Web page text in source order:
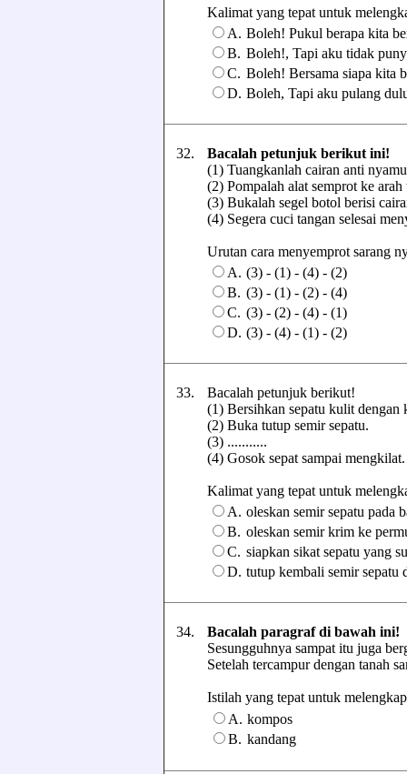
Kalimat yang tepat untuk
A. Boleh! Pukul berapa kita
B. Boleh!, Tapi aku tidak
C. Boleh! Bersama siapa kita
D. Boleh, Tapi aku pulang
32.
Bacalah petunjuk berikut ini!
(1) Tuangkanlah cairan anti
(2) Pompalah alat semprot ke
(3) Bukalah segel botol berisi
(4) Segera cuci tangan selesai
Urutan cara menyemprot sarang
A. (3) - (1) - (4) - (2)
B. (3) - (1) - (2) - (4)
C. (3) - (2) - (4) - (1)
D. (3) - (4) - (1) - (2)
33.
Bacalah petunjuk berikut!
(1) Bersihkan sepatu kulit dengan
(2) Buka tutup semir sepatu.
(3) ...........
(4) Gosok sepat sampai mengkilat.
Kalimat yang tepat untuk
A. oleskan semir sepatu pada
B. oleskan semir krim ke
C. siapkan sikat sepatu yang
D. tutup kembali semir sepatu
34.
Bacalah paragraf di bawah ini!
Sesungguhnya sampat itu juga
Setelah tercampur dengan tanah
Istilah yang tepat untuk
A. kompos
B. kandang